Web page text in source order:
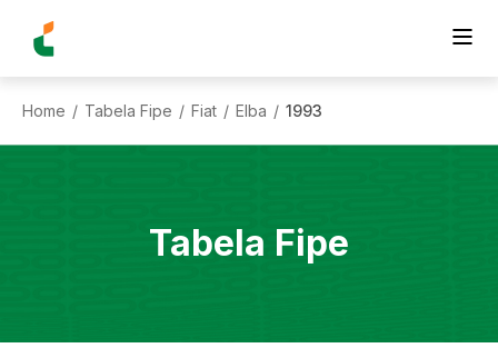
Home / Tabela Fipe / Fiat / Elba / 1993
Tabela Fipe